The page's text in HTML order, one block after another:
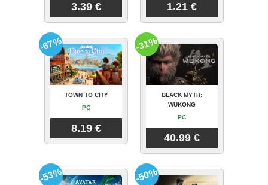
3.39 € 1.21 €
TOWN TO CITY
PC
8.19 €
-67%
BLACK MYTH:
WUKONG
PC
40.99 €
-31%
-53% -50%